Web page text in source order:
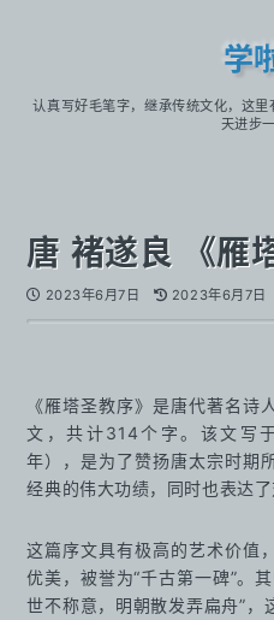
学
认真写好毛笔字，继承传统文化，这
天进步
唐 褚遂良 《雁
2023年6月7日 2023年6月7日
《雁塔圣教序》是唐代著名诗
文，共计314个字。该文写
年），是为了赞扬唐太宗时期
经典的伟大功绩，同时也表达
这篇序文具有极高的艺术价值
优美，被誉为“千古第一碑”。
世不称意，明朝散发弄扁舟”，